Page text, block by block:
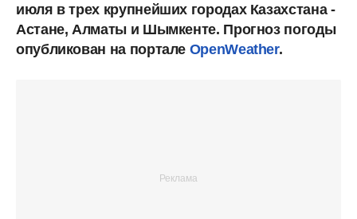
июля в трех крупнейших городах Казахстана -
Астане, Алматы и Шымкенте. Прогноз погоды
опубликован на портале OpenWeather.